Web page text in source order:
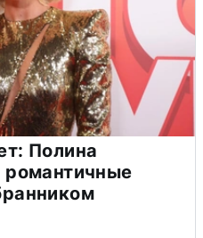
Полина
романтичные